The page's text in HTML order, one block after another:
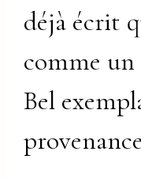
déjà écrit
comme
Bel